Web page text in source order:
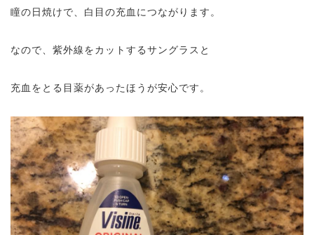
瞳の日焼けで、白目の充血につながります。
なので、紫外線をカットするサングラスと
充血をとる目薬があったほうが安心です。